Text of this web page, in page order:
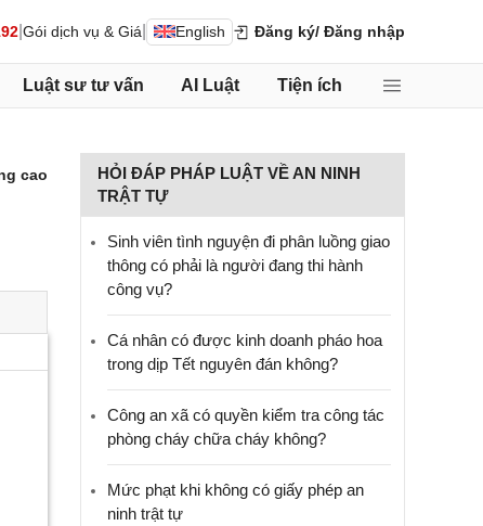
Gói dịch vụ & Giá English Đăng ký/ Đăng nhập
Luật sư tư vấn AI Luật Tiện ích
cao
HỎI ĐÁP PHÁP LUẬT VỀ AN NINH
TRẬT TỰ
Sinh viên tình nguyện đi phân luồng giao
thông có phải là người đang thi hành
công vụ?
Cá nhân có được kinh doanh pháo hoa
trong dịp Tết nguyên đán không?
Công an xã có quyền kiểm tra công tác
phòng cháy chữa cháy không?
Mức phạt khi không có giấy phép an
ninh trật tự